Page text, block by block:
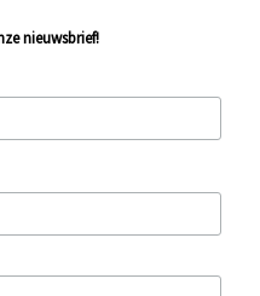
nieuwsbrief!